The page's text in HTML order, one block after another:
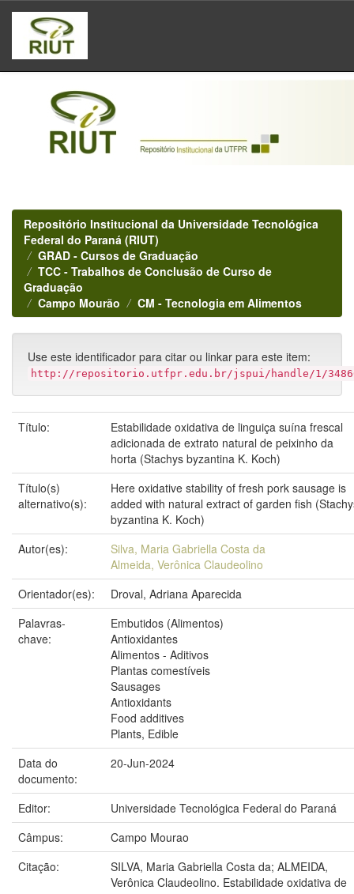
Skip
navigation
Repositório Institucional da Universidade Tecnológica
Federal do Paraná (RIUT)
GRAD - Cursos de Graduação
TCC - Trabalhos de Conclusão de Curso de
Graduação
Campo Mourão
CM - Tecnologia em Alimentos
Use este identificador para citar ou linkar para este item:
http://repositorio.utfpr.edu.br/jspui/handle/1/
Título:
Estabilidade oxidativa de linguiça suína frescal
adicionada de extrato natural de peixinho da
horta (Stachys byzantina K. Koch)
Título(s)
alternativo(s):
Here oxidative stability of fresh pork sausage is
added with natural extract of garden fish
byzantina K. Koch)
Autor(es):
Silva, Maria Gabriella Costa da
Almeida, Verônica Claudeolino
Orientador(es):
Droval, Adriana Aparecida
Palavras-
chave:
Embutidos (Alimentos)
Antioxidantes
Alimentos - Aditivos
Plantas comestíveis
Sausages
Antioxidants
Food additives
Plants, Edible
Data do
documento:
20-Jun-2024
Editor:
Universidade Tecnológica Federal do Paraná
Câmpus:
Campo Mourao
Citação:
SILVA, Maria Gabriella Costa da; ALMEIDA,
Verônica Claudeolino. Estabilidade oxidativa de